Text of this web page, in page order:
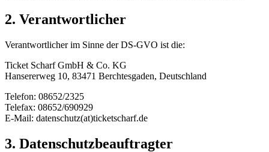
2. Verantwortlicher
Verantwortlicher im Sinne der DS-GVO ist die:
Ticket Scharf GmbH & Co. KG
Hansererweg 10, 83471 Berchtesgaden, Deutschland
Telefon: 08652/2325
Telefax: 08652/690929
E-Mail: datenschutz(at)ticketscharf.de
3. Datenschutzbeauftragter